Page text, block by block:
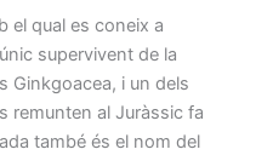
el qual es coneix a
supervivent de la
Ginkgoacea, i un dels
remunten al Juràssic fa
també és el nom del